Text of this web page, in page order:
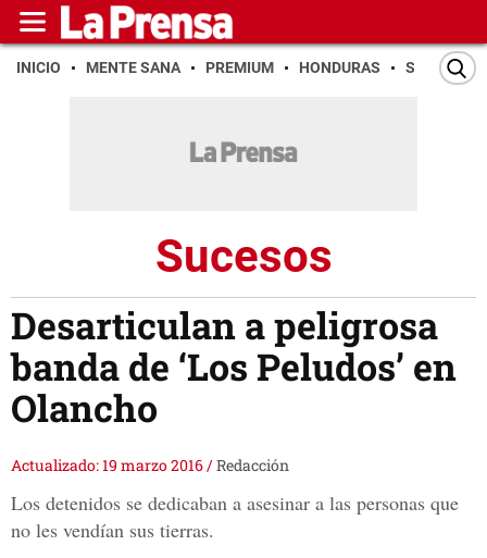
INICIO MENTE SANA PREMIUM HONDURAS SAN PEDRO
Sucesos
Desarticulan a peligrosa
banda de ‘Los Peludos’ en
Olancho
Actualizado: 19 marzo 2016/Redacción
Los detenidos se dedicaban a asesinar a las personas que
no les vendían sus tierras.